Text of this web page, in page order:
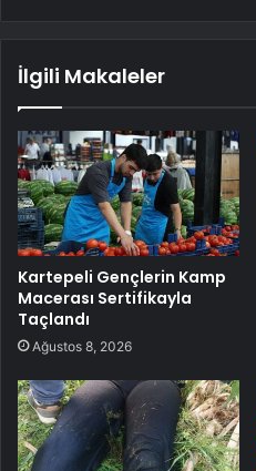
İlgili Makaleler
Kartepeli Gençlerin Kamp
Macerası Sertifikayla
Taçlandı
Ağustos 8, 2026